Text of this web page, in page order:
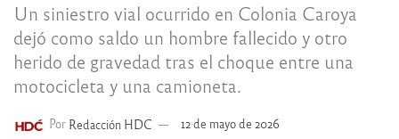
Un siniestro vial ocurrido en Colonia Caroya
dejó como saldo un hombre fallecido y otro
herido de gravedad tras el choque entre una
motocicleta y una camioneta.
Por Redacción HDC 12 de mayo de 2026